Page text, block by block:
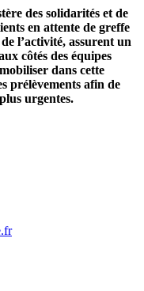
des solidarités et de
en attente de greffe
l’activité, assurent un
côtés des équipes
dans cette
prélèvements afin de
urgentes.